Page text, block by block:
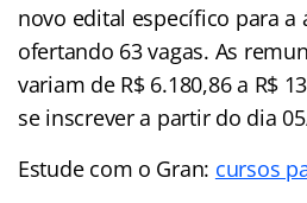
novo edital específico para a
ofertando 63 vagas. As
variam de R$ 6.180,86 a R$
se inscrever a partir do dia
Estude com o Gran: cursos